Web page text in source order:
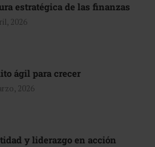
estratégica de las finanzas
2026
ágil para crecer
2026
y liderazgo en acción